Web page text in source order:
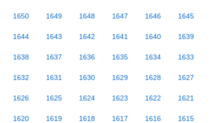
1650 1649 1648 1647 1646 1645
1644 1643 1642 1641 1640 1639
1638 1637 1636 1635 1634 1633
1632 1631 1630 1629 1628 1627
1626 1625 1624 1623 1622 1621
1620 1619 1618 1617 1616 1615